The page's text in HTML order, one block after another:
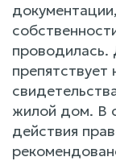
проводилась.
жилой дом. В
действия